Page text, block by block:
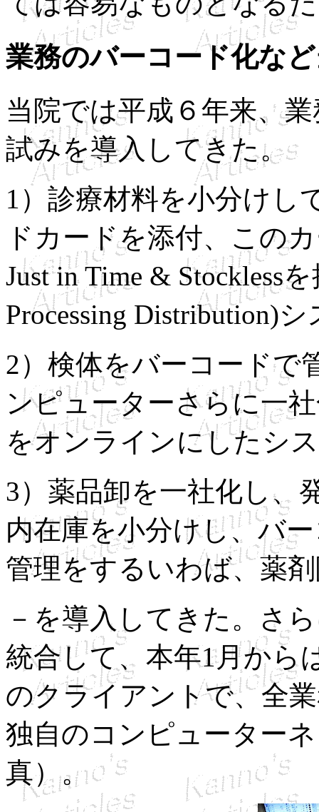
業務のバーコード化な
当院では平成６年来、
試みを導入してきた。
1）診療材料を小分けし
ドカードを添付、この
Just in Time & Stockless
Processing Distribution)
2）検体をバーコードで
ンピューターさらに一
をオンラインにしたシ
3）薬品卸を一社化し、
内在庫を小分けし、バ
管理をするいわば、薬
－を導入してきた。さ
統合して、本年1月から
のクライアントで、全
独自のコンピューター
真）。